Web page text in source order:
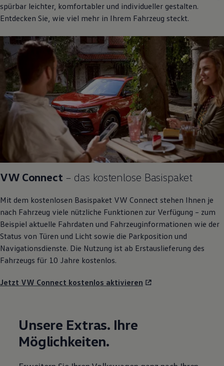
spürbar leichter, komfortabler und individueller gestalten.
Entdecken Sie, wie viel mehr in Ihrem Fahrzeug steckt.
VW Connect – das kostenlose Basispaket
Mit dem kostenlosen Basispaket VW Connect stehen Ihnen je
nach Fahrzeug viele nützliche Funktionen zur Verfügung – zum
Beispiel aktuelle Fahrdaten und Fahrzeuginformationen wie der
Status von Türen und Licht sowie die Parkposition und
Navigationsdienste. Die Nutzung ist ab Erstauslieferung des
Fahrzeugs für 10 Jahre kostenlos.
Jetzt VW Connect kostenlos aktivieren
Unsere Extras. Ihre
Möglichkeiten.